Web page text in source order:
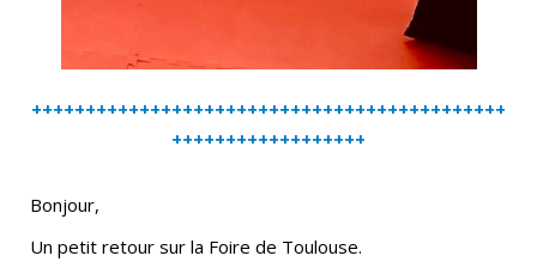
++++++++++++++++++++++++++++++++++++++++++++
++++++++++++++++++
Bonjour,
Un petit retour sur la Foire de Toulouse.